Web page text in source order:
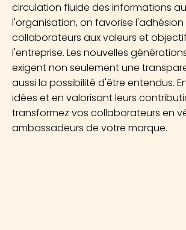
circulation fluide des informations
l'organisation, on favorise l'adhésion
collaborateurs aux valeurs et
l'entreprise. Les nouvelles
exigent non seulement une
aussi la possibilité d'être entendus.
idées et en valorisant leurs
transformez vos collaborateurs en
ambassadeurs de votre marque.